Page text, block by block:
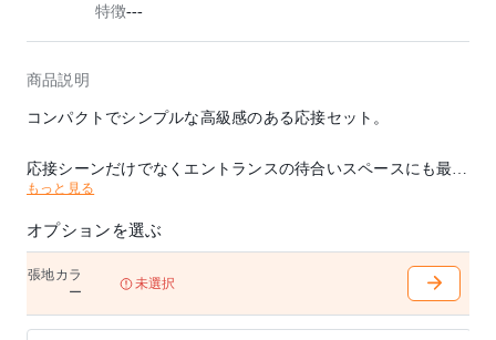
特徴---
商品説明
コンパクトでシンプルな高級感のある応接セット。
応接シーンだけでなくエントランスの待合いスペースにも最適
。
もっと見る
オプションを選ぶ
張地カラ
ー
未選択